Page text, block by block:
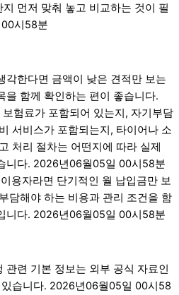
먼저 맞춰 놓고 비교하는 것이 필
시58분
각한다면 금액이 낮은 견적만 보는
을 함께 확인하는 편이 좋습니다.
험료가 포함되어 있는지, 자기부담
서비스가 포함되는지, 타이어나 소
처리 절차는 어떤지에 따라 실제
니다. 2026년06월05일 00시58분
용자라면 단기적인 월 납입금만 보
담해야 하는 비용과 관리 조건을 함
니다. 2026년06월05일 00시58분
관련 기본 정보는 외부 공식 자료인
습니다. 2026년06월05일 00시58